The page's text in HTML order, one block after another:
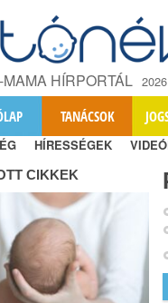
HÍRPORTÁL
TANÁCSOK
HÍRESSÉGEK
CIKKEK